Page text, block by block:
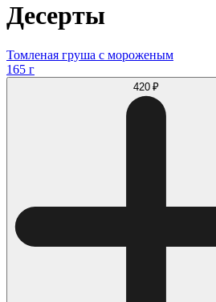
Десерты
Томленая груша с мороженым
165 г
420 ₽